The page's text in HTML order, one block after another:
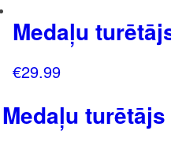
Medaļu
€29.99
Medaļu